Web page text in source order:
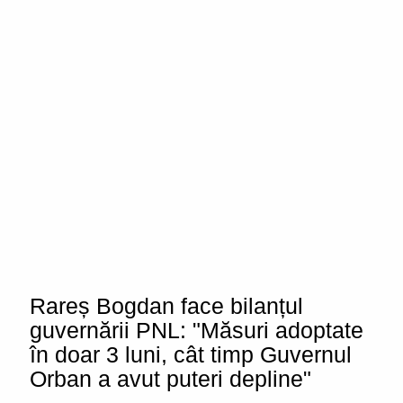
Rareș Bogdan face bilanțul
guvernării PNL: "Măsuri adoptate
în doar 3 luni, cât timp Guvernul
Orban a avut puteri depline"